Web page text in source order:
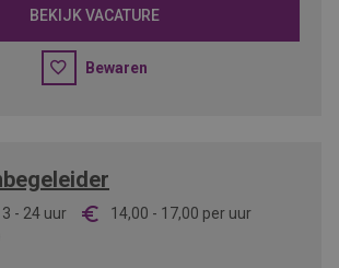
BEKIJK VACATURE
Bewaren
3 - 24 uur 14,00 - 17,00 per uur